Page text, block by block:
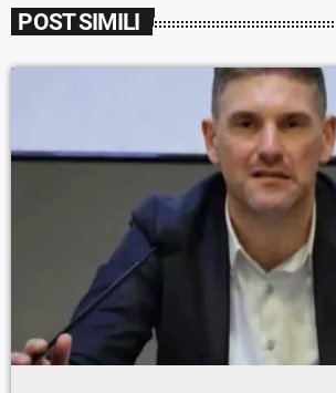
POST SIMILI